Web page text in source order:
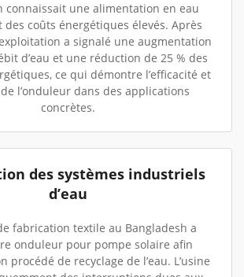
connaissait une alimentation en eau
coûts énergétiques élevés. Après
a signalé une augmentation
d’eau et une réduction de 25 % des
ce qui démontre l’efficacité et
l’onduleur dans des applications
concrètes.
des systèmes industriels
d’eau
fabrication textile au Bangladesh a
onduleur pour pompe solaire afin
procédé de recyclage de l’eau. L’usine